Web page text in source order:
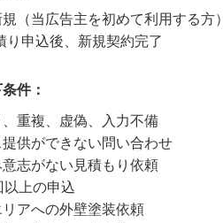
規（当広告主を初めて利用する方）
り申込後、新規契約完了
件：
、重複、虚偽、入力不備
提供ができない問い合わせ
意志がない見積もり依頼
以上の申込
リアへの外壁塗装依頼